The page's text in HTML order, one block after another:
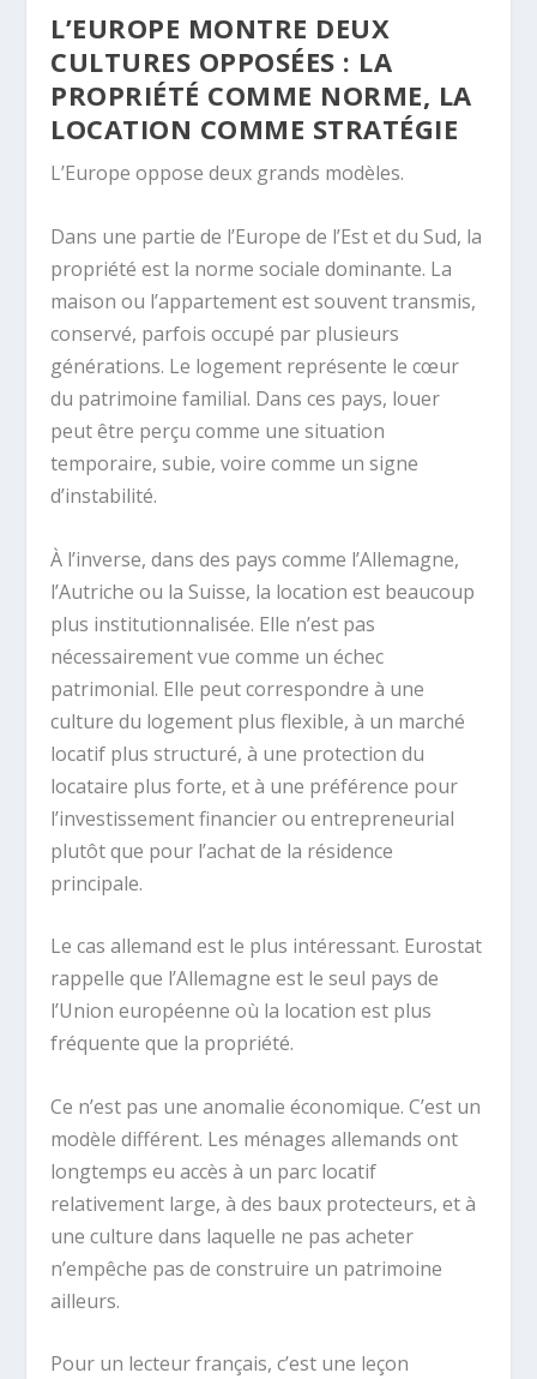
L’EUROPE MONTRE DEUX
CULTURES OPPOSÉES : LA
PROPRIÉTÉ COMME NORME, LA
LOCATION COMME STRATÉGIE
L’Europe oppose deux grands modèles.
Dans une partie de l’Europe de l’Est et du Sud, la
propriété est la norme sociale dominante. La
maison ou l’appartement est souvent transmis,
conservé, parfois occupé par plusieurs
générations. Le logement représente le cœur
du patrimoine familial. Dans ces pays, louer
peut être perçu comme une situation
temporaire, subie, voire comme un signe
d’instabilité.
À l’inverse, dans des pays comme l’Allemagne,
l’Autriche ou la Suisse, la location est beaucoup
plus institutionnalisée. Elle n’est pas
nécessairement vue comme un échec
patrimonial. Elle peut correspondre à une
culture du logement plus flexible, à un marché
locatif plus structuré, à une protection du
locataire plus forte, et à une préférence pour
l’investissement financier ou entrepreneurial
plutôt que pour l’achat de la résidence
principale.
Le cas allemand est le plus intéressant. Eurostat
rappelle que l’Allemagne est le seul pays de
l’Union européenne où la location est plus
fréquente que la propriété.
Ce n’est pas une anomalie économique. C’est un
modèle différent. Les ménages allemands ont
longtemps eu accès à un parc locatif
relativement large, à des baux protecteurs, et à
une culture dans laquelle ne pas acheter
n’empêche pas de construire un patrimoine
ailleurs.
Pour un lecteur français, c’est une leçon